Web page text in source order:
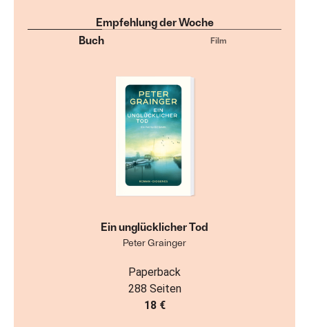
Empfehlung der Woche
Buch
Film
Ein unglücklicher Tod
Peter Grainger
Paperback
288 Seiten
18 €